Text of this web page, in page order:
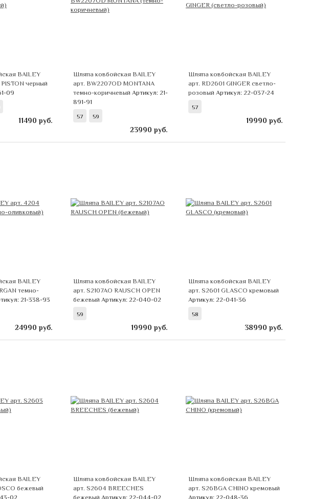
BAILEY
черный
09
11490 руб.
Шляпа ковбойская BAILEY
арт. BW2207OD MONTANA
темно-коричневый Артикул: 21-
891-91
57 59
23990 руб.
Шляпа ковбойская BAILEY
арт. RD2601 GINGER светло-
розовый Артикул: 22-037-24
57
19990 руб.
BAILEY
темно-
21-338-93
24990 руб.
Шляпа ковбойская BAILEY
арт. S2107AO RAUSCH OPEN
бежевый Артикул: 22-040-02
59
19990 руб.
Шляпа ковбойская BAILEY
арт. S2601 GLASCO кремовый
Артикул: 22-041-36
58
38990 руб.
BAILEY
бежевый
02
Шляпа ковбойская BAILEY
арт. S2604 BREECHES
бежевый Артикул: 22-044-02
Шляпа ковбойская BAILEY
арт. S26BGA CHINO кремовый
Артикул: 22-048-36